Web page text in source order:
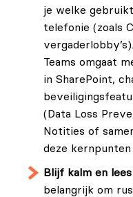
je welke
telefonie (zoals
Teams omgaat
in SharePoint,
(Data Loss
Notities of
deze
Blijf kalm en lees
belangrijk om